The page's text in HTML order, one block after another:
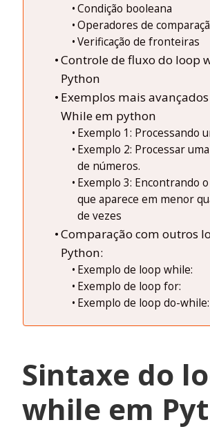
Condição booleana
Operadores de
Verificação de fronteiras
Controle de fluxo do loop
Python
Exemplos mais
While em python
Exemplo 1: Processando
Exemplo 2: Processar
de números.
Exemplo 3: Encontrando
que aparece em menor
de vezes
Comparação com outros
Python:
Exemplo de loop while:
Exemplo de loop for:
Exemplo de loop do-while:
Sintaxe do
while em